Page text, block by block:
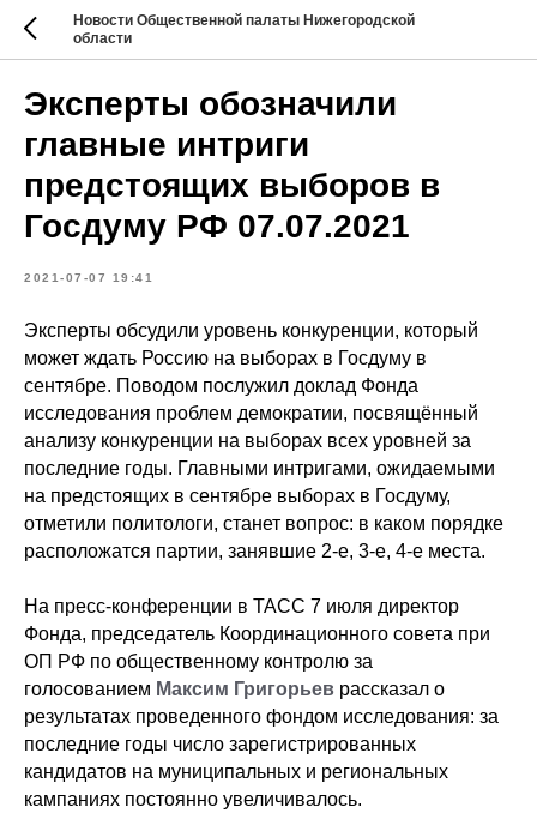
Новости Общественной палаты Нижегородской
области
Эксперты обозначили
главные интриги
предстоящих выборов в
Госдуму РФ 07.07.2021
2021-07-07 19:41
Эксперты обсудили уровень конкуренции, который
может ждать Россию на выборах в Госдуму в
сентябре. Поводом послужил доклад Фонда
исследования проблем демократии, посвящённый
анализу конкуренции на выборах всех уровней за
последние годы. Главными интригами, ожидаемыми
на предстоящих в сентябре выборах в Госдуму,
отметили политологи, станет вопрос: в каком порядке
расположатся партии, занявшие 2-е, 3-е, 4-е места.
На пресс-конференции в ТАСС 7 июля директор
Фонда, председатель Координационного совета при
ОП РФ по общественному контролю за
голосованием Максим Григорьев рассказал о
результатах проведенного фондом исследования: за
последние годы число зарегистрированных
кандидатов на муниципальных и региональных
кампаниях постоянно увеличивалось.